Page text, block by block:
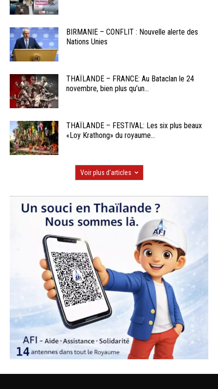
BIRMANIE – CONFLIT : Nouvelle alerte des
Nations Unies
THAÏLANDE – FRANCE: Au Bataclan le 24
novembre, bien plus qu’un...
THAÏLANDE – FESTIVAL: Les six plus beaux
«Loy Krathong» du royaume...
Voir plus d'articles